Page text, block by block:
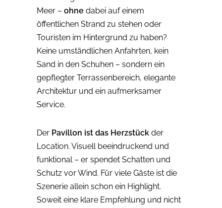
Meer – ohne dabei auf einem
öffentlichen Strand zu stehen oder
Touristen im Hintergrund zu haben?
Keine umständlichen Anfahrten, kein
Sand in den Schuhen – sondern ein
gepflegter Terrassenbereich, elegante
Architektur und ein aufmerksamer
Service.
Der Pavillon ist das Herzstück der
Location. Visuell beeindruckend und
funktional – er spendet Schatten und
Schutz vor Wind. Für viele Gäste ist die
Szenerie allein schon ein Highlight.
Soweit eine klare Empfehlung und nicht